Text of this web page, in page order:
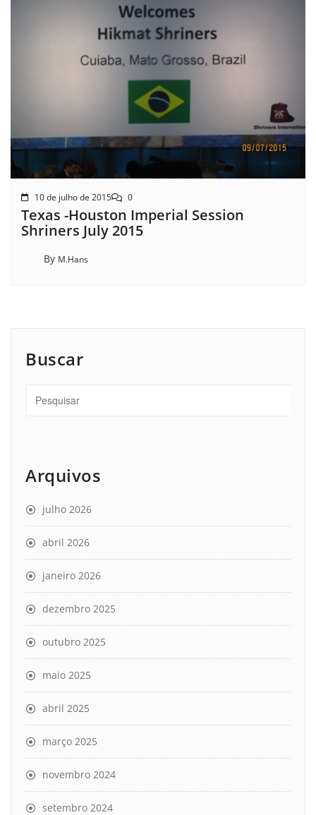
10 de julho de 2015 0
Texas -Houston Imperial Session
Shriners July 2015
By M.Hans
Buscar
Arquivos
julho 2026
abril 2026
janeiro 2026
dezembro 2025
outubro 2025
maio 2025
abril 2025
março 2025
novembro 2024
setembro 2024